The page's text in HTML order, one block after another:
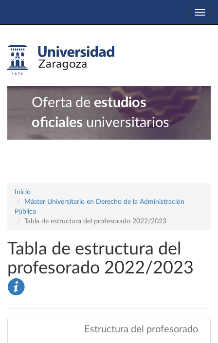
Oferta de estudios
oficiales universitarios
Inicio
Máster Universitario en Derecho de la Administración
Pública
Tabla de estructura del profesorado 2022/2023
Tabla de estructura del
profesorado 2022/2023
Estructura del profesorado